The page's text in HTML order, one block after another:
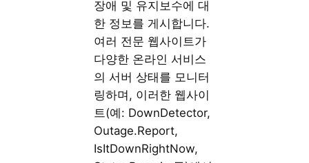
장애 및 유지보수에 대
한 정보를 게시합니다.
여러 전문 웹사이트가
다양한 온라인 서비스
의 서버 상태를 모니터
링하며, 이러한 웹사이
트(예: DownDetector,
Outage.Report,
IsItDownRightNow,